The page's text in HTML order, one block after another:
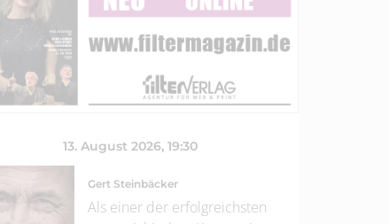
13. August 2026, 19:30
Gert Steinbäcker
Als einer der erfolgreichsten